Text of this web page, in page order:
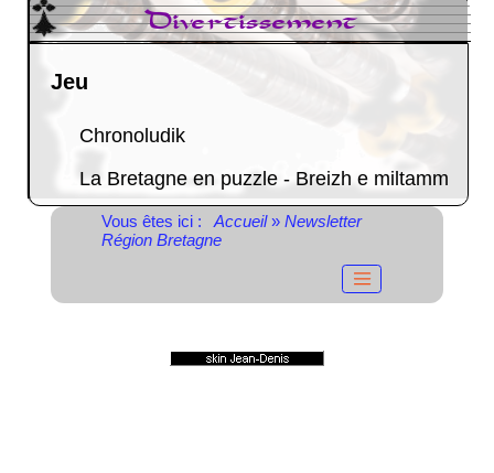
Divertissement
Jeu
Chronoludik
La Bretagne en puzzle - Breizh e miltamm
Vous êtes ici : Accueil» Newsletter
Région Bretagne